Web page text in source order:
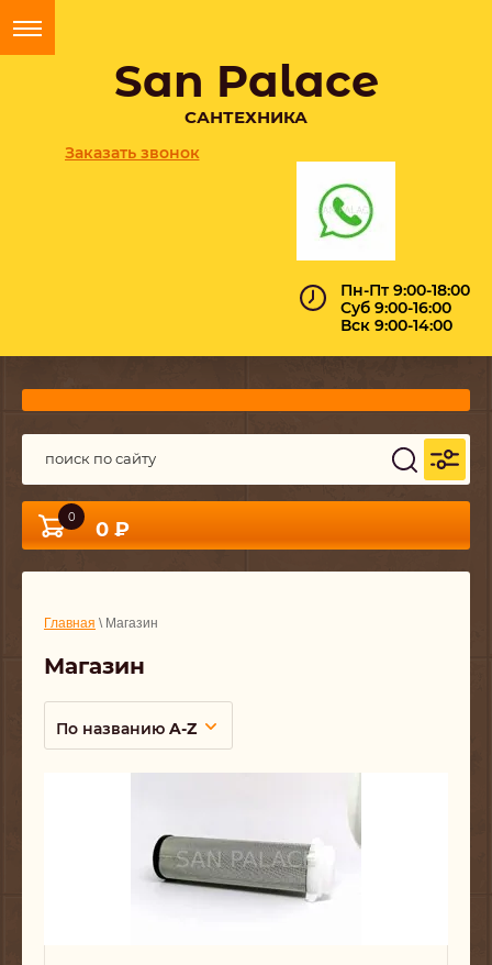
San Palace
САНТЕХНИКА
Заказать звонок
Пн-Пт 9:00-18:00
Суб 9:00-16:00
Вск 9:00-14:00
0
0 ₽
Главная \ Магазин
Магазин
По названию A-Z